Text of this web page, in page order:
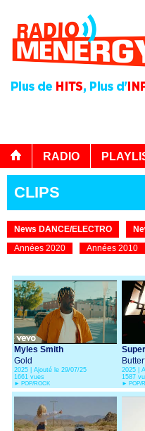
RADIO
CLIPS
News DANCE/ELECTRO
Années 2020
Années 2010
Myles Smith
Gold
2025 | Ajouté le 29/07/25
1661 vues
► POP/ROCK
2025 |
1587
► POP/